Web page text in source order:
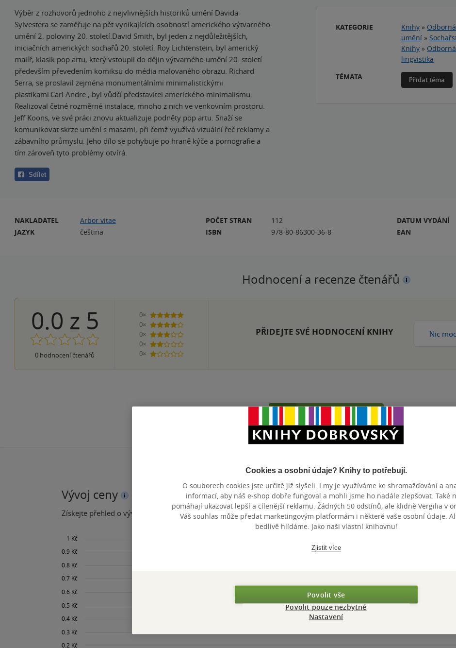
Výběr z rozhovorů jednoho z nejvlivnějších historiků umění Davida
Sylvestera se zaměřuje na pět vynikajících osobností amerického výtvarného
umění 2. poloviny 20. století.David Smith, byl jeden z nejdůležitějších,
iniciačních amerických sochařů 20. století. Roy Lichtenstein, byl americký
malíř, klasik pop artu, který vstoupil do dějin výtvarného umění 20. století
především převedením komiksu do média malovaného obrazu. Richard
Serra, se proslavil zejména monumentálními minimalistickými
plastikami.Carl Andre , byl vůdčí představitel amerického minimalismu.
Realizoval četné rozměrné instalace, mnoho z nich ve venkovním prostoru.
Jeff Koons, ve své práci znovu aktualizuje podněty pop artu. Snaží se
komunikovat skrze umění s masami, při čemž využívá vizuální řeč reklamy a
zábavního průmyslu. Jeho dílo se pohybuje po hraně kýče a pornografie a
tím zároveň tyto problémy otvírá.
Sdílet
KATEGORIE Knihy »
umění »
Knihy »
lingvistika
TÉMATA
Přidat téma
NAKLADATEL
Arbor vitae
JAZYK
čeština
POČET STRAN
112
ISBN
978-80-86300-36-8
DATUM VYDÁNÍ
EAN
Hodnocení a recenze čtenářů
0.0 z 5
0 hodnocení čtenářů
0×
5 hvězdiček
0×
4 hvězdičky
0×
3 hvězdičky
0×
2 hvězdičky
0×
1 hvezdička
PŘIDEJTE SVÉ HODNOCENÍ KNIHY Nic moc
Vývoj ceny
Získejte přehled o vývoji ceny za posledních 60 dní. Maloobchodní cena
Cookies a osobní údaje? Knihy to potřebují.
O souborech cookies jste určitě již slyšeli. I my je využíváme ke shromažďování a
informací, aby náš e-shop dobře fungoval a mohli jsme ho nadále zlepšovat. Také
pomáhají ukazovat lepší a cílenější reklamu. Žádných 50 odstínů, ale klidně Vergilia v
Váš souhlas může předat marketingovým platformám i některé vaše osobní údaje.
bedlivě hlídáme. Jako naši vlastní knihovnu!
Zjistit více
Povolit vše
Povolit pouze nezbytné
Nastavení